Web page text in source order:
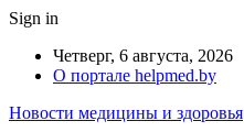
Sign in
Четверг, 6 августа, 2026
О портале helpmed.by
Новости медицины и здоровья